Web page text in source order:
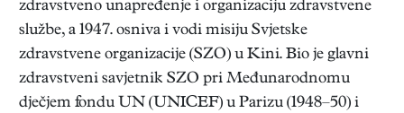
zdravstveno unapređenje i organizaciju zdravstvene
službe, a 1947. osniva i vodi misiju Svjetske
zdravstvene organizacije (SZO) u Kini. Bio je glavni
zdravstveni savjetnik SZO pri Međunarodnomu
dječjem fondu UN (UNICEF) u Parizu (1948–50) i